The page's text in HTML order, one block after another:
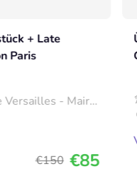
+ Late
Paris
Versailles - Mairie
€150 €85